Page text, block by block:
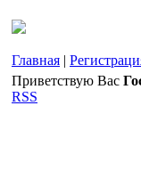
Главная |
Приветствую Вас
RSS